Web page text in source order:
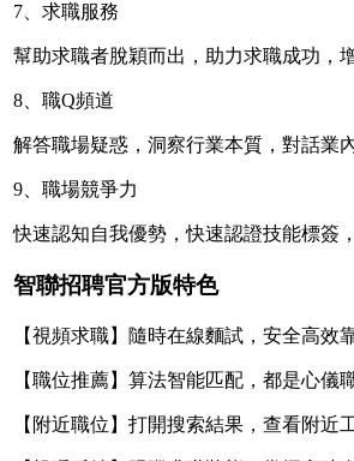
7、求職服務
幫助求職者脫穎而出，助力求職成功，
8、職Q頻道
解答職場疑惑，洞察行業本質，對話業
9、職場競爭力
快速認知自我優勢，快速認證技能標簽
智聯招聘官方版特色
【視頻求職】隨時在線麵試，安全高效
【職位推薦】算法智能匹配，都是心儀
【附近職位】打開搜索結果，查看附近